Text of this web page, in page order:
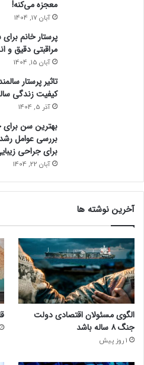
معجزه می‌کنه!
آبان 17, 1404
پرستار خانم
مراقبتی دقیق و
آبان 15, 1404
تاثیر پرستار
کیفیت زندگی
آذر 5, 1404
بررسی عوامل
برای جراحی
آبان 22, 1404
آخرین نوشته ها
الگوی مسئولان اقتصادی دولت
جنگ ۸ ساله باشد
1 روز پیش